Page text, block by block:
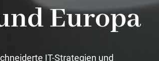
Europa
IT-Strategien und